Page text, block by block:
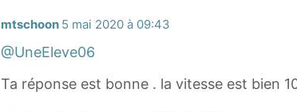
c
o
u
r
mtschoon 5 mai 2020 à 09:43
@UneEleve06
Ta réponse est bonne . la vitesse est bien